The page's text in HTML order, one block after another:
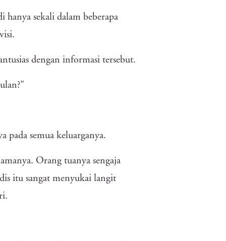
sekali dalam beberapa
dengan informasi tersebut.
pada semua keluarganya.
Orang tuanya sengaja
itu sangat menyukai langit